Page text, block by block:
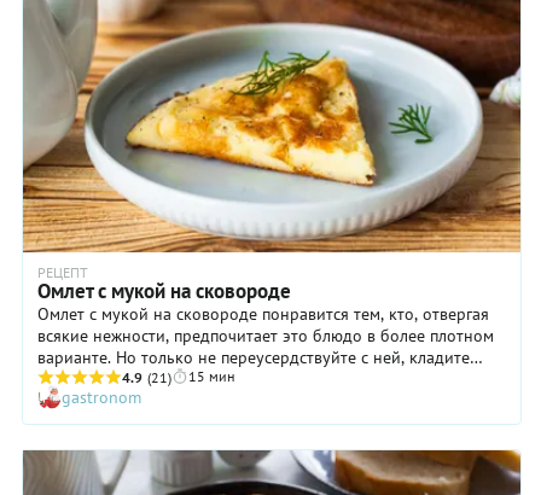
РЕЦЕПТ
Омлет с мукой на сковороде
Омлет с мукой на сковороде понравится тем, кто, отвергая
всякие нежности, предпочитает это блюдо в более плотном
варианте. Но только не переусердствуйте с ней, кладите
столько, сколько указано в рецепте, иначе результат
разочарует вас. Кстати, муку вполне можно заменить
манкой: попробуйте однажды и такой вариант. В рецепте
омлета с мукой на сковороде очень подробно расписана
старинная технология расчета меры жидкости для омлета.
Непременно воспользуйтесь ею, и вы точно будете знать,
4.9 (21) 15 мин
gastronom